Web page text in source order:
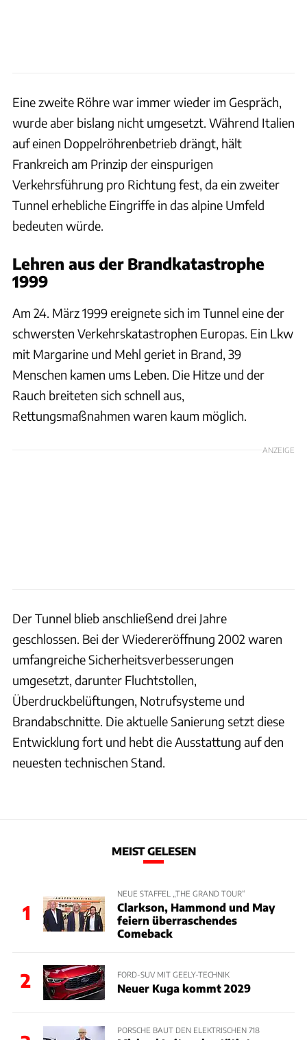
Eine zweite Röhre war immer wieder im Gespräch,
wurde aber bislang nicht umgesetzt. Während Italien
auf einen Doppelröhrenbetrieb drängt, hält
Frankreich am Prinzip der einspurigen
Verkehrsführung pro Richtung fest, da ein zweiter
Tunnel erhebliche Eingriffe in das alpine Umfeld
bedeuten würde.
Lehren aus der Brandkatastrophe
1999
Am 24. März 1999 ereignete sich im Tunnel eine der
schwersten Verkehrskatastrophen Europas. Ein Lkw
mit Margarine und Mehl geriet in Brand, 39
Menschen kamen ums Leben. Die Hitze und der
Rauch breiteten sich schnell aus,
Rettungsmaßnahmen waren kaum möglich.
ANZEIGE
Der Tunnel blieb anschließend drei Jahre
geschlossen. Bei der Wiedereröffnung 2002 waren
umfangreiche Sicherheitsverbesserungen
umgesetzt, darunter Fluchtstollen,
Überdruckbelüftungen, Notrufsysteme und
Brandabschnitte. Die aktuelle Sanierung setzt diese
Entwicklung fort und hebt die Ausstattung auf den
neuesten technischen Stand.
MEIST GELESEN
1
NEUE STAFFEL „THE GRAND TOUR“
Clarkson, Hammond und May
feiern überraschendes
Comeback
2 FORD-SUV MIT GEELY-TECHNIK
Neuer Kuga kommt 2029
PORSCHE BAUT DEN ELEKTRISCHEN 718